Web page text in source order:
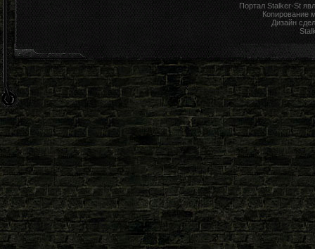
Портал Stalker-St
Копирование
Дизайн